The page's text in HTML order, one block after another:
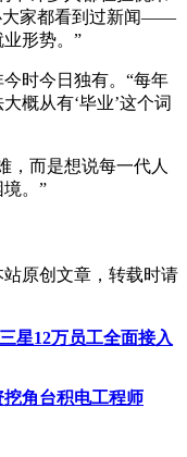
大家都看到过新闻——
形势。”
时今日独有。“每年
概从有‘毕业’这个词
，而是想说每一代人
。”
原创文章，转载时请
星12万员工全面接入
角台积电工程师